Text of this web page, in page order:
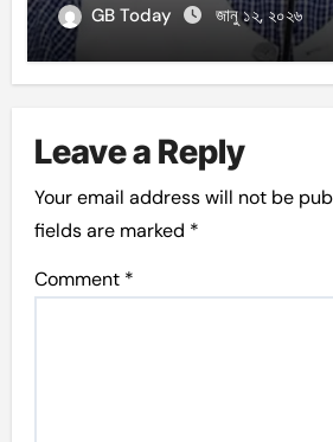
GB Today জানু ১২, ২০২৬
Leave a Reply
Your email address will not be
fields are marked *
Comment *